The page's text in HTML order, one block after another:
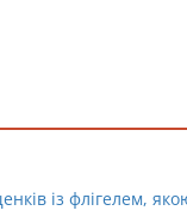
із флігелем,